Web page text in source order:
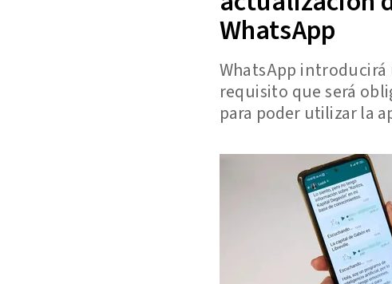
WhatsApp
WhatsApp
requisito que será
para poder utilizar la